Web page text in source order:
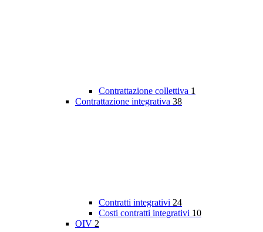
Contrattazione collettiva 1
Contrattazione integrativa 38
Contratti integrativi 24
Costi contratti integrativi 10
OIV 2